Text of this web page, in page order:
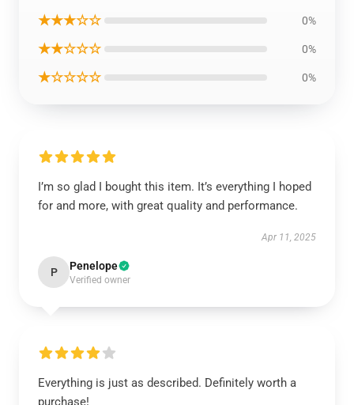
★★★☆☆ 0%
★★☆☆☆ 0%
★☆☆☆☆ 0%
I’m so glad I bought this item. It’s everything I hoped
for and more, with great quality and performance.
Apr 11, 2025
P Penelope
Verified owner
Everything is just as described. Definitely worth a
purchase!